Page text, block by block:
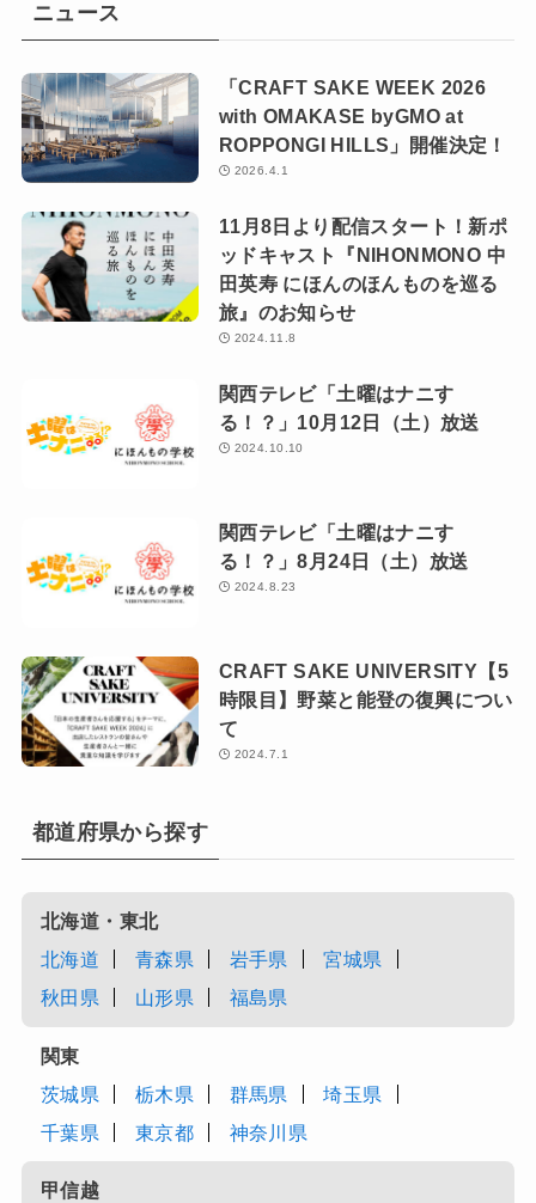
ニュース
「CRAFT SAKE WEEK 2026
with OMAKASE byGMO at
ROPPONGI HILLS」開催決定！
2026.4.1
11月8日より配信スタート！新ポ
ッドキャスト『NIHONMONO 中
田英寿 にほんのほんものを巡る
旅』のお知らせ
2024.11.8
関西テレビ「土曜はナニす
る！？」10月12日（土）放送
2024.10.10
関西テレビ「土曜はナニす
る！？」8月24日（土）放送
2024.8.23
CRAFT SAKE UNIVERSITY【5
時限目】野菜と能登の復興につい
て
2024.7.1
都道府県から探す
北海道・東北
北海道
青森県 岩手県
宮城県
秋田県
山形県 福島県
関東
茨城県
栃木県 群馬県
埼玉県
千葉県
東京都 神奈川県
甲信越